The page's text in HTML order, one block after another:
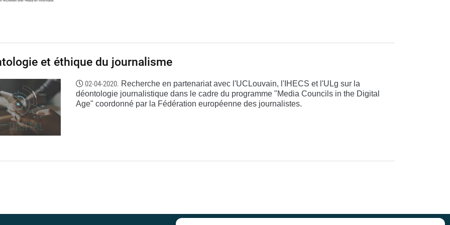
et éthique du journalisme
02-04-2020. Recherche en partenariat avec l'UCLouvain, l'IHECS et l'ULg sur la
déontologie journalistique dans le cadre du programme "Media Councils in the Digital
Age" coordonné par la Fédération européenne des journalistes.